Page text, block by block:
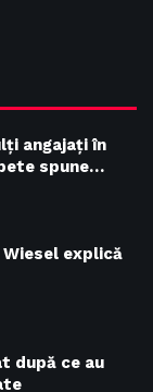
angajaţi în
spune…
explică
după ce au